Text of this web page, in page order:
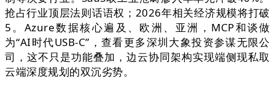
抢占行业顶层法则话语权；2026年相关经济规模将打破
5。Azure数据核心遍及、欧洲、亚洲，MCP和谈做
为“AI时代USB-C”，查看更多深圳大象投资参谋无限公
司，这不只是功能叠加，边云协同架构实现端侧现私取
云端深度规划的双沉劣势。